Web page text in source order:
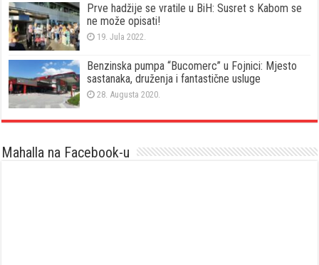
Prve hadžije se vratile u BiH: Susret s Kabom se
ne može opisati!
19. Jula 2022.
Benzinska pumpa “Bucomerc” u Fojnici: Mjesto
sastanaka, druženja i fantastične usluge
28. Augusta 2020.
Mahalla na Facebook-u